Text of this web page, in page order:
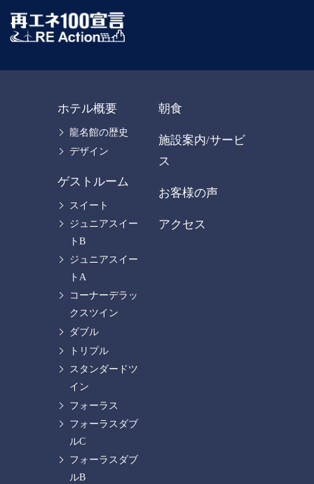
ホテル概要
龍名館の歴史
デザイン
ゲストルーム
スイート
ジュニアスイー
トB
ジュニアスイー
トA
コーナーデラッ
クスツイン
ダブル
トリプル
スタンダードツ
イン
フォーラス
フォーラスダブ
ルC
フォーラスダブ
ルB
朝食
施設案内/サービ
ス
お客様の声
アクセス